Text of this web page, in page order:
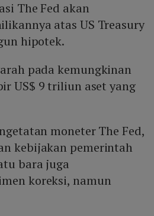
The Fed akan
atas US Treasury
hipotek.
pada kemungkinan
US$ 9 triliun aset yang
moneter The Fed,
kebijakan pemerintah
bara juga
koreksi, namun